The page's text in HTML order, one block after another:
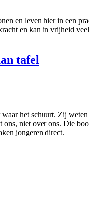
en leven hier in een
en kan in vrijheid
tafel
het schuurt. Zij
niet over ons. Die
jongeren direct.